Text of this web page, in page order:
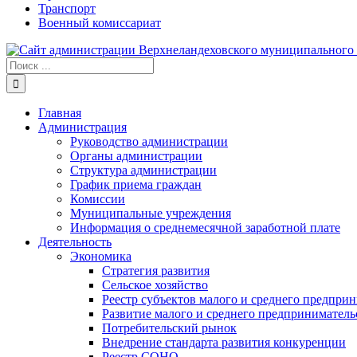
Транспорт
Военный комиссариат
Результат
поиска:
Главная
Администрация
Руководство администрации
Органы администрации
Структура администрации
График приема граждан
Комиссии
Муниципальные учреждения
Информация о среднемесячной заработной плате
Деятельность
Экономика
Стратегия развития
Сельское хозяйство
Реестр субъектов малого и среднего
Развитие малого и среднего
Потребительский рынок
Внедрение стандарта развития конкуренции